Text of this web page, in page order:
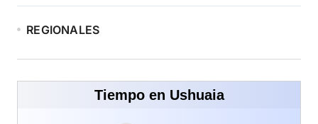
REGIONALES
Tiempo en Ushuaia